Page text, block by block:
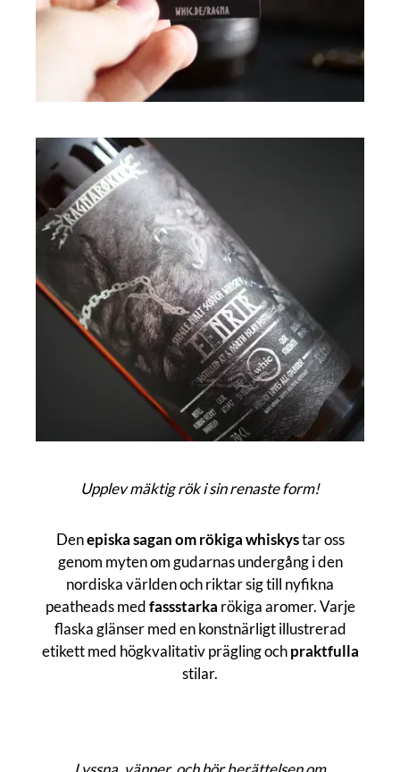
Upplev mäktig rök i sin renaste form!
Denepiska sagan om rökiga whiskystar oss
genom myten om gudarnas undergång i den
nordiska världen och riktar sig till nyfikna
peatheads medfassstarka rökiga aromer. Varje
flaska glänser med en konstnärligt illustrerad
etikett med högkvalitativ prägling ochpraktfulla
stilar.